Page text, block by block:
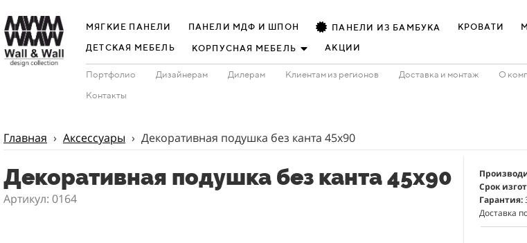
МЯГКИЕ ПАНЕЛИ ПАНЕЛИ МДФ И ШПОН ПАНЕЛИ ИЗ БАМБУКА КРОВАТИ
ДЕТСКАЯ МЕБЕЛЬ КОРПУСНАЯ МЕБЕЛЬ АКЦИИ
Портфолио Дизайнерам Дилерам Клиентам из регионов Доставка и монтаж О
Контакты
Главная › Аксессуары › Декоративная подушка без канта 45х90
Декоративная подушка без канта 45х90
Артикул: 0164
Срок
Гарантия:
Доставка